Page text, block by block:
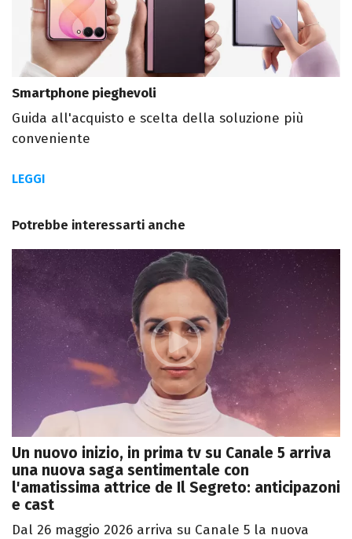
Smartphone pieghevoli
Guida all'acquisto e scelta della soluzione più
conveniente
LEGGI
Potrebbe interessarti anche
Un nuovo inizio, in prima tv su Canale 5 arriva
una nuova saga sentimentale con
l'amatissima attrice de Il Segreto: anticipazoni
e cast
Dal 26 maggio 2026 arriva su Canale 5 la nuova